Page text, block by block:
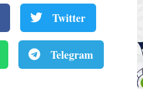
Twitter
Telegram